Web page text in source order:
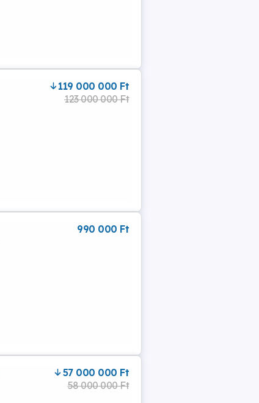
119 000 000 Ft
123 000 000 Ft
990 000 Ft
57 000 000 Ft
58 000 000 Ft